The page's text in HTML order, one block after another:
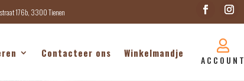
176b, 3300 Tienen
Contacteer ons Winkelmandje 
ACCOUNT